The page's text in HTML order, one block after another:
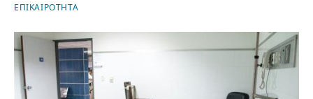
ΕΠΙΚΑΙΡΟΤΗΤΑ